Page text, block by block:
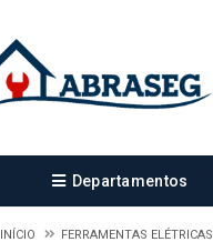
Departamentos
INÍCIO FERRAMENTAS ELÉTRICAS